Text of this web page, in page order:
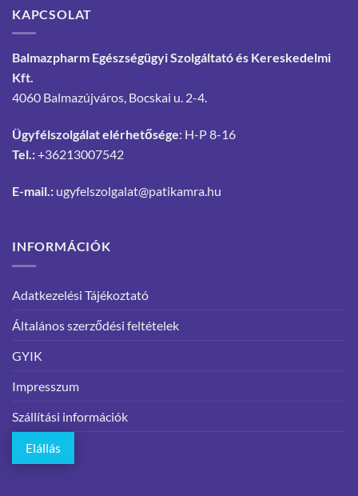
KAPCSOLAT
Balmazpharm Egészségügyi Szolgáltató és Kereskedelmi
Kft.
4060 Balmazújváros, Bocskai u. 2-4.
Ügyfélszolgálat elérhetősége: H-P 8-16
Tel.:+36213007542
E-mail.: ugyfelszolgalat@patikamra.hu
INFORMÁCIÓK
Adatkezelési Tájékoztató
Általános szerződési feltételek
GYIK
Impresszum
Szállítási információk
Elállás